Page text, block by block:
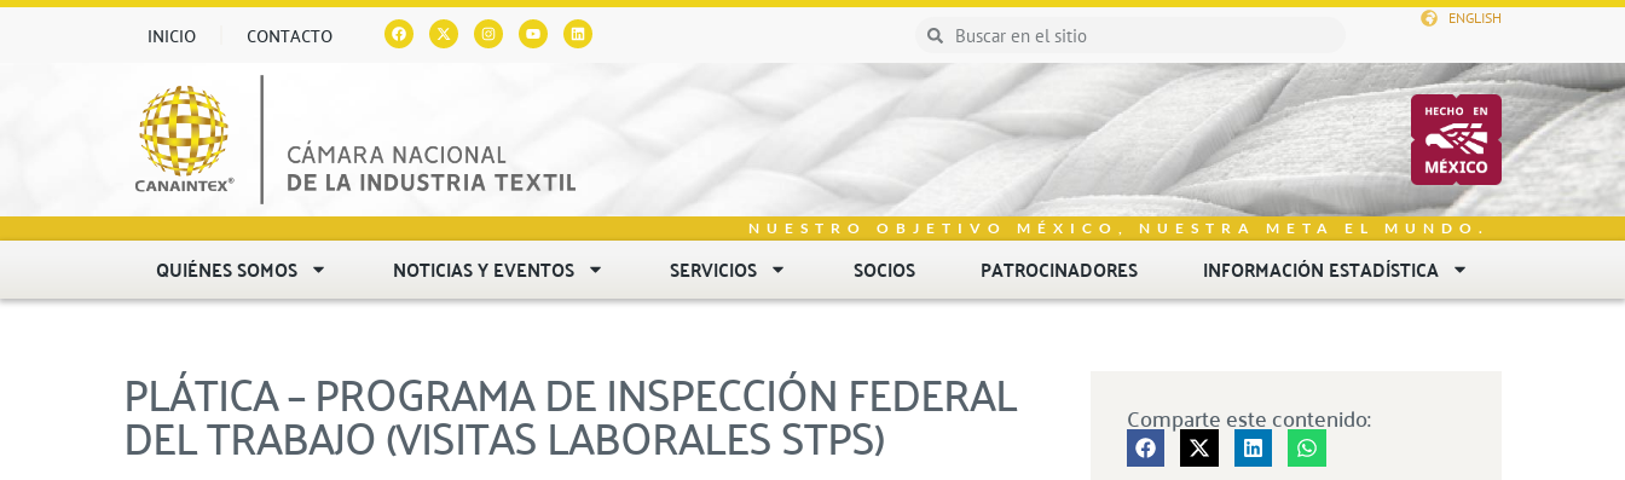
INICIO CONTACTO
ENGLISH
NUESTRO OBJETIVO MÉXICO, NUESTRA META EL MUNDO.
QUIÉNES SOMOS NOTICIAS Y EVENTOS SERVICIOS SOCIOS PATROCINADORES INFORMACIÓN ESTADÍSTICA
PLÁTICA – PROGRAMA DE INSPECCIÓN FEDERAL
DEL TRABAJO (VISITAS LABORALES STPS) Comparte este contenido: